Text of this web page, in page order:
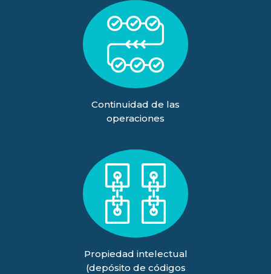
Continuidad de las
operaciones
Propiedad intelectual
(depósito de códigos